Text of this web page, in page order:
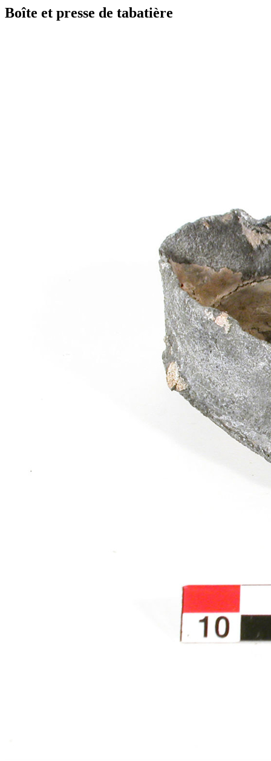
Boîte et presse de tabatière